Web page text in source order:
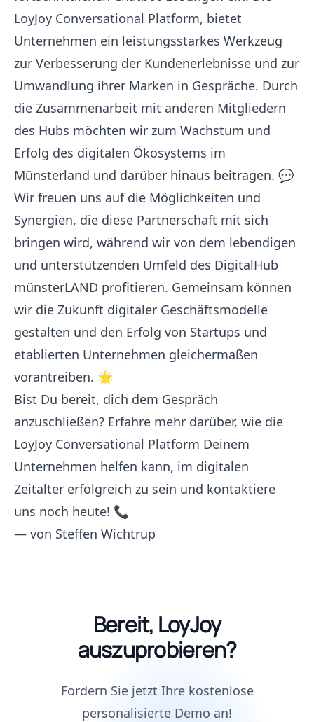
LoyJoy Conversational Platform, bietet
Unternehmen ein leistungsstarkes Werkzeug
zur Verbesserung der Kundenerlebnisse und zur
Umwandlung ihrer Marken in Gespräche. Durch
die Zusammenarbeit mit anderen Mitgliedern
des Hubs möchten wir zum Wachstum und
Erfolg des digitalen Ökosystems im
Münsterland und darüber hinaus beitragen. 💬
Wir freuen uns auf die Möglichkeiten und
Synergien, die diese Partnerschaft mit sich
bringen wird, während wir von dem lebendigen
und unterstützenden Umfeld des DigitalHub
münsterLAND profitieren. Gemeinsam können
wir die Zukunft digitaler Geschäftsmodelle
gestalten und den Erfolg von Startups und
etablierten Unternehmen gleichermaßen
vorantreiben. 🌟
Bist Du bereit, dich dem Gespräch
anzuschließen? Erfahre mehr darüber, wie die
LoyJoy Conversational Platform Deinem
Unternehmen helfen kann, im digitalen
Zeitalter erfolgreich zu sein und kontaktiere
uns noch heute! 📞
— von Steffen Wichtrup
Bereit, LoyJoy
auszuprobieren?
Fordern Sie jetzt Ihre kostenlose
personalisierte Demo an!